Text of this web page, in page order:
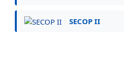
SECOP II